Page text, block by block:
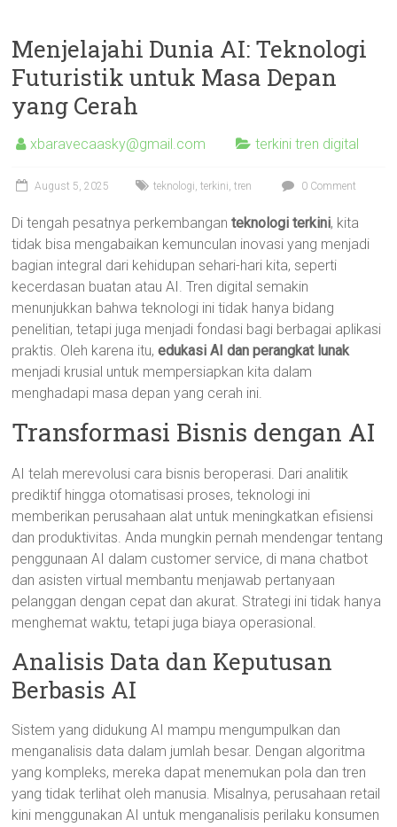
Menjelajahi Dunia AI: Teknologi
Futuristik untuk Masa Depan
yang Cerah
xbaravecaasky@gmail.com terkini tren digital
August 5, 2025 teknologi,terkini,tren 0 Comment
Di tengah pesatnya perkembanganteknologi terkini, kita
tidak bisa mengabaikan kemunculan inovasi yang menjadi
bagian integral dari kehidupan sehari-hari kita, seperti
kecerdasan buatan atau AI. Tren digital semakin
menunjukkan bahwa teknologi ini tidak hanya bidang
penelitian, tetapi juga menjadi fondasi bagi berbagai aplikasi
praktis. Oleh karena itu,edukasi AI dan perangkat lunak
menjadi krusial untuk mempersiapkan kita dalam
menghadapi masa depan yang cerah ini.
Transformasi Bisnis dengan AI
AI telah merevolusi cara bisnis beroperasi. Dari analitik
prediktif hingga otomatisasi proses, teknologi ini
memberikan perusahaan alat untuk meningkatkan efisiensi
dan produktivitas. Anda mungkin pernah mendengar tentang
penggunaan AI dalam customer service, di mana chatbot
dan asisten virtual membantu menjawab pertanyaan
pelanggan dengan cepat dan akurat. Strategi ini tidak hanya
menghemat waktu, tetapi juga biaya operasional.
Analisis Data dan Keputusan
Berbasis AI
Sistem yang didukung AI mampu mengumpulkan dan
menganalisis data dalam jumlah besar. Dengan algoritma
yang kompleks, mereka dapat menemukan pola dan tren
yang tidak terlihat oleh manusia. Misalnya, perusahaan retail
kini menggunakan AI untuk menganalisis perilaku konsumen